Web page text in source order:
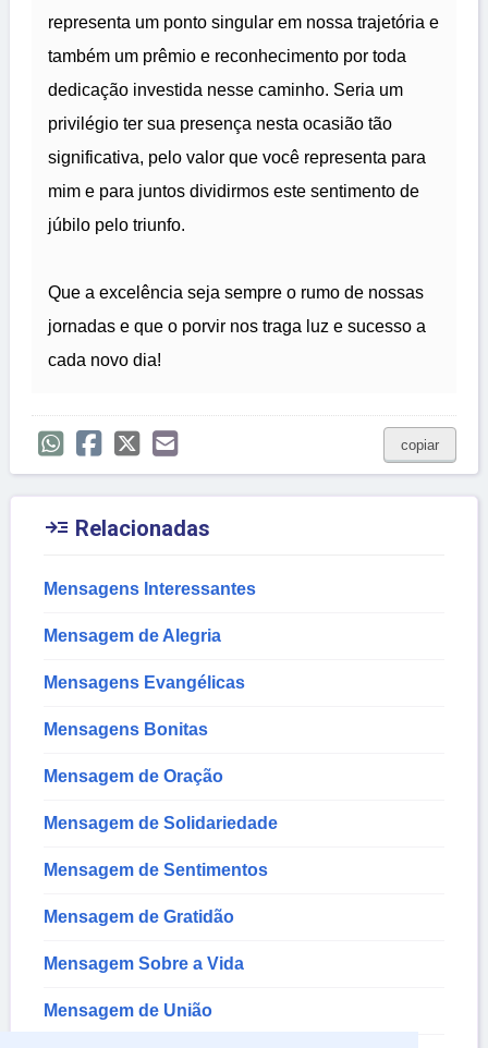
representa um ponto singular em nossa trajetória e
também um prêmio e reconhecimento por toda
dedicação investida nesse caminho. Seria um
privilégio ter sua presença nesta ocasião tão
significativa, pelo valor que você representa para
mim e para juntos dividirmos este sentimento de
júbilo pelo triunfo.
Que a excelência seja sempre o rumo de nossas
jornadas e que o porvir nos traga luz e sucesso a
cada novo dia!
copiar
 Relacionadas
Mensagens Interessantes
Mensagem de Alegria
Mensagens Evangélicas
Mensagens Bonitas
Mensagem de Oração
Mensagem de Solidariedade
Mensagem de Sentimentos
Mensagem de Gratidão
Mensagem Sobre a Vida
Mensagem de União